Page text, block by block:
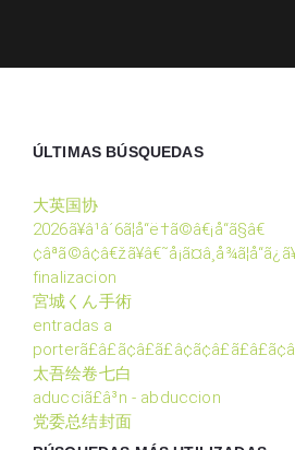
ÚLTIMAS BÚSQUEDAS
大英国协
2026ã¥â¹â´6ã¦å“ë†ã©â€¡å“ã§â€
finalizacion
宮城くん手術
entradas a
太吾绘卷七白
aducciã£â³n - abduccion
党委总结封面